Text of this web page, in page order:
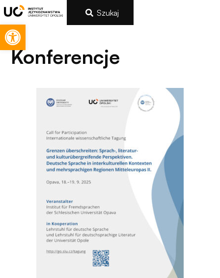
Szukaj
Konferencje
Konieczne
Te pliki cookie
opcjonalne. Są
one potrzebne
funkcjonowania
Otwórz pasek narzędzi